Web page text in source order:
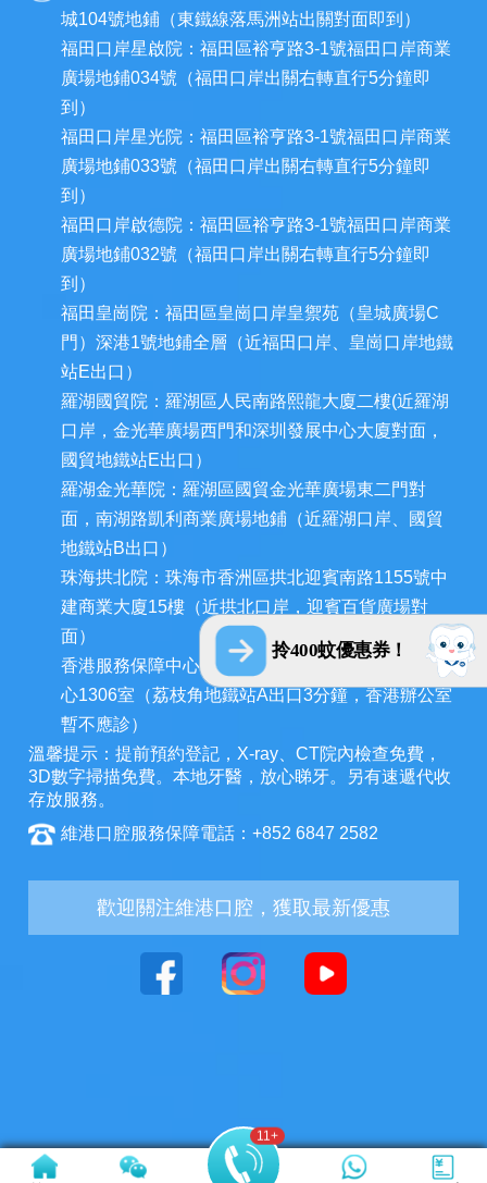
拎400蚊優惠券！
城104號地鋪（東鐵線落馬洲站出關對面即到）
福田口岸星啟院：福田區裕亨路3-1號福田口岸商業
廣場地鋪034號（福田口岸出關右轉直行5分鐘即
到）
福田口岸星光院：福田區裕亨路3-1號福田口岸商業
廣場地鋪033號（福田口岸出關右轉直行5分鐘即
到）
福田口岸啟德院：福田區裕亨路3-1號福田口岸商業
廣場地鋪032號（福田口岸出關右轉直行5分鐘即
到）
福田皇崗院：福田區皇崗口岸皇禦苑（皇城廣場C
門）深港1號地鋪全層（近福田口岸、皇崗口岸地鐵
站E出口）
羅湖國貿院：羅湖區人民南路熙龍大廈二樓(近羅湖
口岸，金光華廣場西門和深圳發展中心大廈對面，
國貿地鐵站E出口）
羅湖金光華院：羅湖區國貿金光華廣場東二門對
面，南湖路凱利商業廣場地鋪（近羅湖口岸、國貿
地鐵站B出口）
珠海拱北院：珠海市香洲區拱北迎賓南路1155號中
建商業大廈15樓（近拱北口岸，迎賓百貨廣場對
面）
香港服務保障中心：九龍荔枝角長裕街11號定豐中
心1306室（荔枝角地鐵站A出口3分鐘，香港辦公室
暫不應診）
溫馨提示：提前預約登記，X-ray、CT院內檢查免費，
3D數字掃描免費。本地牙醫，放心睇牙。另有速遞代收
存放服務。
維港口腔服務保障電話：+852 6847 2582
歡迎關注維港口腔，獲取最新優惠
11+